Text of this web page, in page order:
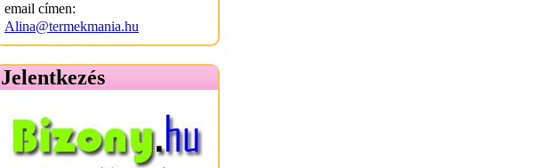
email címen:
Alina@termekmania.hu
Jelentkezés